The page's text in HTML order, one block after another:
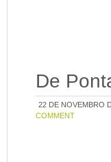
De
22 DE NOVEMBRO
COMMENT